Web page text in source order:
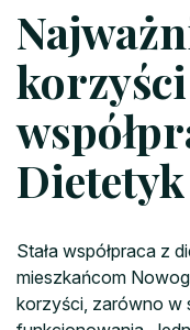
korzyści
Dietetyk
Stała współpraca z
mieszkańcom
korzyści, zarówno w